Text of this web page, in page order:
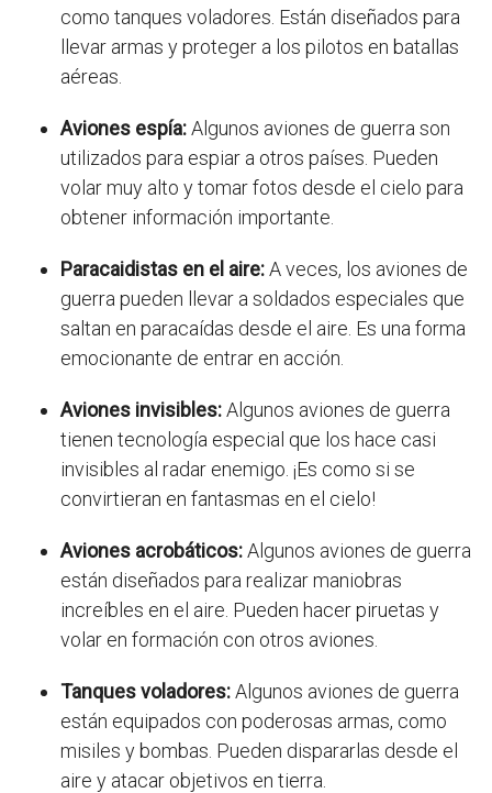
como tanques voladores. Están diseñados para
llevar armas y proteger a los pilotos en batallas
aéreas.
Aviones espía:Algunos aviones de guerra son
utilizados para espiar a otros países. Pueden
volar muy alto y tomar fotos desde el cielo para
obtener información importante.
Paracaidistas en el aire:A veces, los aviones de
guerra pueden llevar a soldados especiales que
saltan en paracaídas desde el aire. Es una forma
emocionante de entrar en acción.
Aviones invisibles:Algunos aviones de guerra
tienen tecnología especial que los hace casi
invisibles al radar enemigo. ¡Es como si se
convirtieran en fantasmas en el cielo!
Aviones acrobáticos:Algunos aviones de guerra
están diseñados para realizar maniobras
increíbles en el aire. Pueden hacer piruetas y
volar en formación con otros aviones.
Tanques voladores:Algunos aviones de guerra
están equipados con poderosas armas, como
misiles y bombas. Pueden dispararlas desde el
aire y atacar objetivos en tierra.